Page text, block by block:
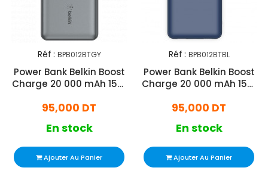
Réf : BPB012BTGY
Power Bank Belkin Boost
Charge 20 000 mAh 15W
95,000 DT
En stock
Ajouter Au Panier
Réf : BPB012BTBL
Power Bank Belkin Boost
Charge 20 000 mAh 15W
95,000 DT
En stock
Ajouter Au Panier